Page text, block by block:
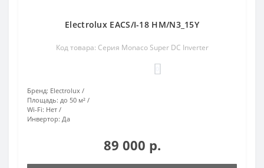
Electrolux EACS/I-18 HM/N3_15Y
Код товара: Серия Monaco Super DC Inverter
Бренд: Electrolux
Площадь: до 50 м²
Wi-Fi: Нет
Инвертор: Да
89 000 р.